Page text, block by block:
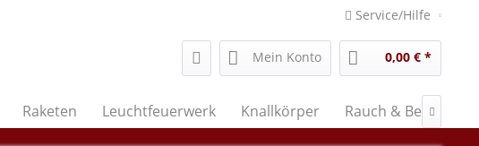
Service/Hilfe
Mein Konto 0,00 € *
Raketen Leuchtfeuerwerk Knallkörper Rauch & Bengal
